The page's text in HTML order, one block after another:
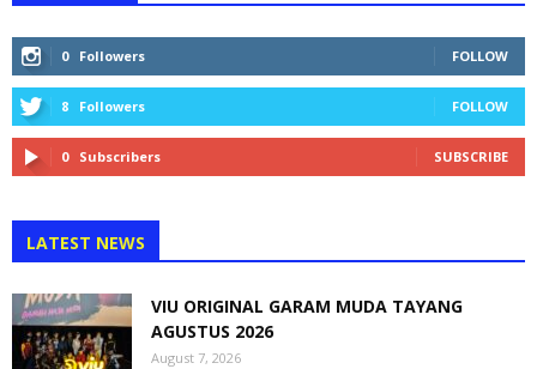
0 Followers FOLLOW
8 Followers FOLLOW
0 Subscribers SUBSCRIBE
LATEST NEWS
VIU ORIGINAL GARAM MUDA TAYANG
AGUSTUS 2026
August 7, 2026